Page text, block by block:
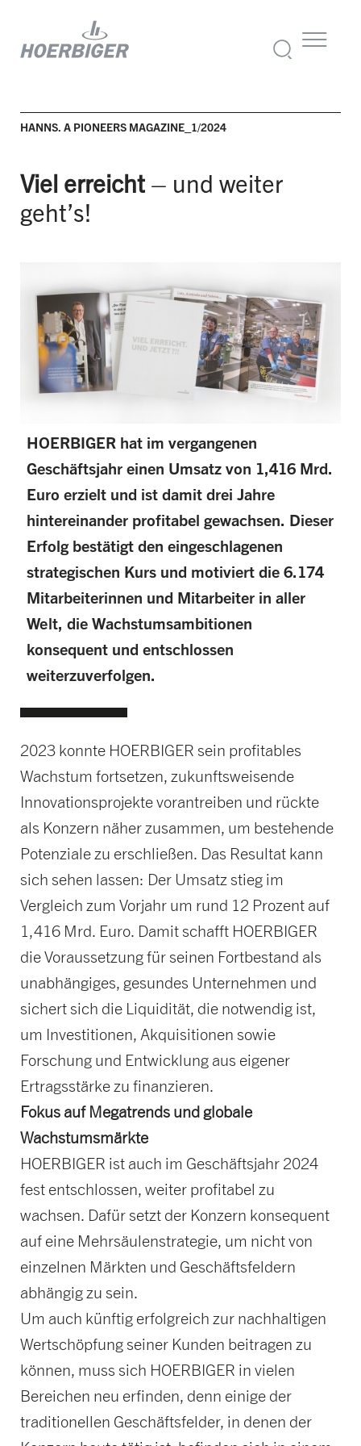
HANNS. A PIONEERS MAGAZINE_1/2024
Viel erreicht– und weiter
geht’s!
HOERBIGER hat im vergangenen
Geschäftsjahr einen Umsatz von 1,416 Mrd.
Euro erzielt und ist damit drei Jahre
hintereinander profitabel gewachsen. Dieser
Erfolg bestätigt den eingeschlagenen
strategischen Kurs und motiviert die 6.174
Mitarbeiterinnen und Mitarbeiter in aller
Welt, die Wachstumsambitionen
konsequent und entschlossen
weiterzuverfolgen.
2023 konnte HOERBIGER sein profitables
Wachstum fortsetzen, zukunftsweisende
Innovationsprojekte vorantreiben und rückte
als Konzern näher zusammen, um bestehende
Potenziale zu erschließen. Das Resultat kann
sich sehen lassen: Der Umsatz stieg im
Vergleich zum Vorjahr um rund 12 Prozent auf
1,416 Mrd. Euro. Damit schafft HOERBIGER
die Voraussetzung für seinen Fortbestand als
unabhängiges, gesundes Unternehmen und
sichert sich die Liquidität, die notwendig ist,
um Investitionen, Akquisitionen sowie
Forschung und Entwicklung aus eigener
Ertragsstärke zu finanzieren.
Fokus auf Megatrends und globale
Wachstumsmärkte
HOERBIGER ist auch im Geschäftsjahr 2024
fest entschlossen, weiter profitabel zu
wachsen. Dafür setzt der Konzern konsequent
auf eine Mehrsäulenstrategie, um nicht von
einzelnen Märkten und Geschäftsfeldern
abhängig zu sein.
Um auch künftig erfolgreich zur nachhaltigen
Wertschöpfung seiner Kunden beitragen zu
können, muss sich HOERBIGER in vielen
Bereichen neu erfinden, denn einige der
traditionellen Geschäftsfelder, in denen der